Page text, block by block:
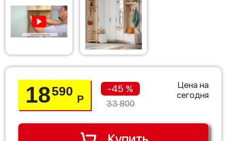
18590
Р
-45 %
33 800
Цена на
сегодня